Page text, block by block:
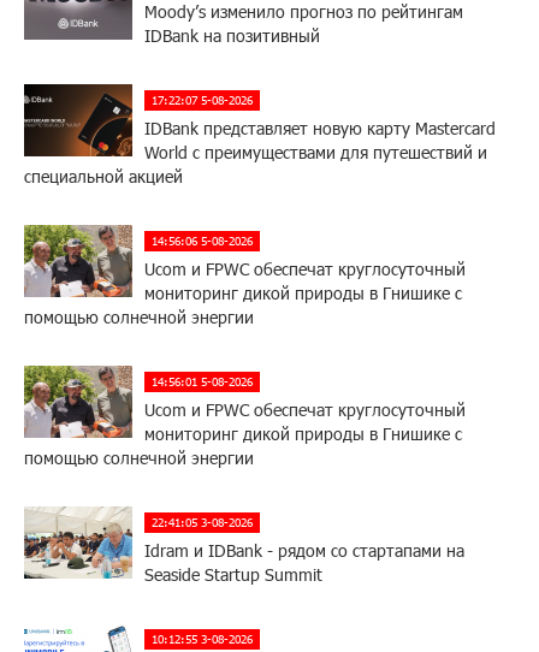
Moody’s изменило прогноз по рейтингам
IDBank на позитивный
17:22:07 5-08-2026
IDBank представляет новую карту Mastercard
World с преимуществами для путешествий и
специальной акцией
14:56:06 5-08-2026
Ucom и FPWC обеспечат круглосуточный
мониторинг дикой природы в Гнишике с
помощью солнечной энергии
14:56:01 5-08-2026
Ucom и FPWC обеспечат круглосуточный
мониторинг дикой природы в Гнишике с
помощью солнечной энергии
22:41:05 3-08-2026
Idram и IDBank - рядом со стартапами на
Seaside Startup Summit
10:12:55 3-08-2026